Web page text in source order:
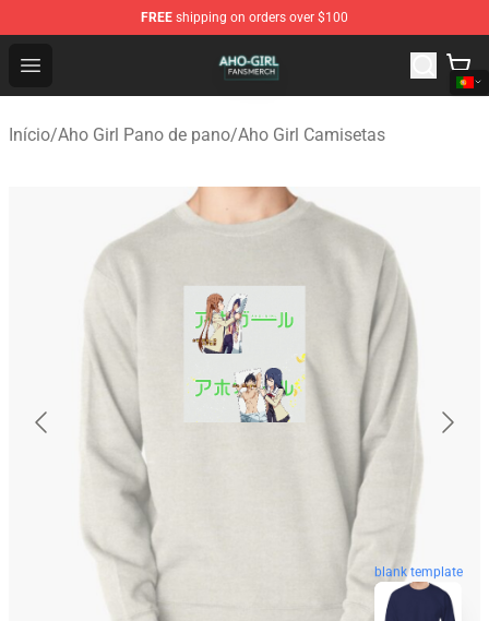
FREE shipping on orders over $100
Open menu
Aho Girl Shop - Official Aho Girl Merchandise Store
Início/Aho Girl Pano de pano/Aho Girl Camisetas
blank template